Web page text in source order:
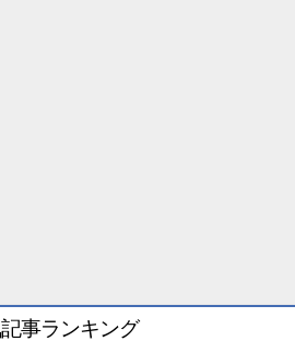
記事ランキング